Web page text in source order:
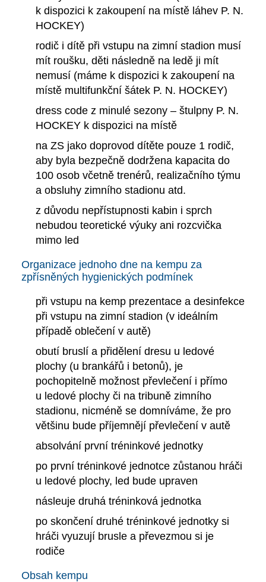
k dispozici k zakoupení na místě láhev P. N.
HOCKEY)
rodič i dítě při vstupu na zimní stadion musí
mít roušku, děti následně na ledě ji mít
nemusí (máme k dispozici k zakoupení na
místě multifunkční šátek P. N. HOCKEY)
dress code z minulé sezony – štulpny P. N.
HOCKEY k dispozici na místě
na ZS jako doprovod dítěte pouze 1 rodič,
aby byla bezpečně dodržena kapacita do
100 osob včetně trenérů, realizačního týmu
a obsluhy zimního stadionu atd.
z důvodu nepřístupnosti kabin i sprch
nebudou teoretické výuky ani rozcvička
mimo led
Organizace jednoho dne na kempu za
zpřísněných hygienických podmínek
při vstupu na kemp prezentace a desinfekce
při vstupu na zimní stadion (v ideálním
případě oblečení v autě)
obutí bruslí a přidělení dresu u ledové
plochy (u brankářů i betonů), je
pochopitelně možnost převlečení i přímo
u ledové plochy či na tribuně zimního
stadionu, nicméně se domníváme, že pro
většinu bude příjemnějí převlečení v autě
absolvání první tréninkové jednotky
po první tréninkové jednotce zůstanou hráči
u ledové plochy, led bude upraven
násleuje druhá tréninková jednotka
po skončení druhé tréninkové jednotky si
hráči vyuzují brusle a převezmou si je
rodiče
Obsah kempu